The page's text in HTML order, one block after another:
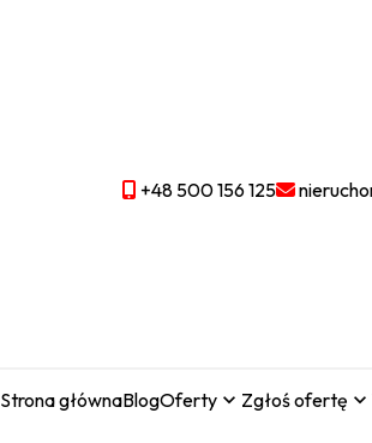
+48 500 156 125
Strona głównaBlogOferty Zgłoś ofertę